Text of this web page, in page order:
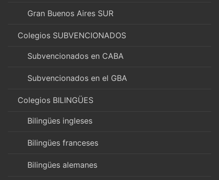
Gran Buenos Aires SUR
Colegios SUBVENCIONADOS
Subvencionados en CABA
Subvencionados en el GBA
Colegios BILINGÜES
Bilingües ingleses
Bilingües franceses
Bilingües alemanes